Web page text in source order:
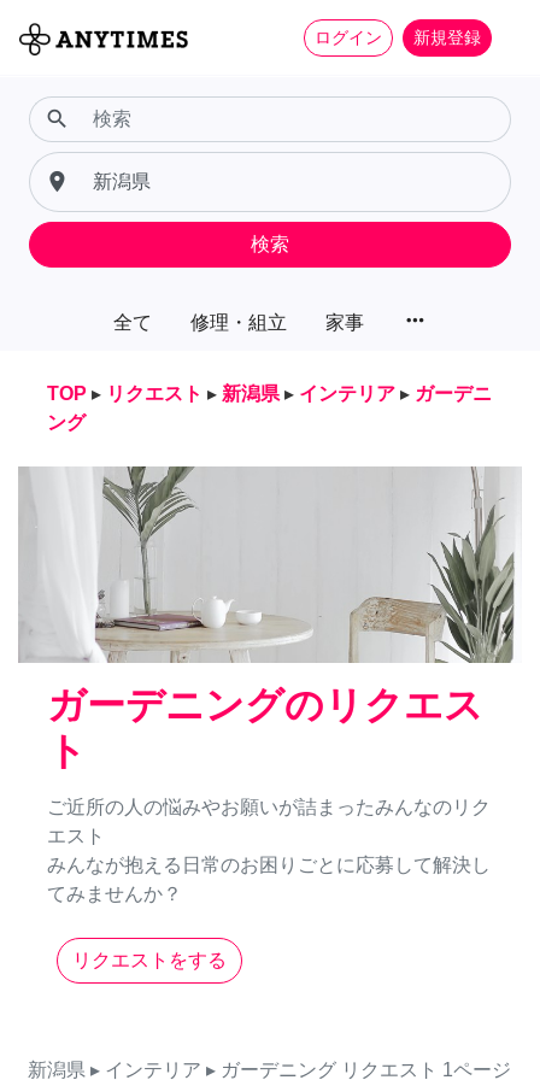
ログイン 新規登録
全て 修理・組立 家事 more_horiz
search
place
検索
TOP ▸ リクエスト ▸ 新潟県 ▸ インテリア ▸ ガーデニ
ング
ガーデニングのリクエス
ト
ご近所の人の悩みやお願いが詰まったみんなのリク
エスト
みんなが抱える日常のお困りごとに応募して解決し
てみませんか？
リクエストをする
新潟県 ▸ インテリア ▸ ガーデニング リクエスト 1ページ